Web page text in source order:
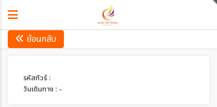
ย้อนกลับ
รหัสทัวร์ :
วันเดินทาง : -